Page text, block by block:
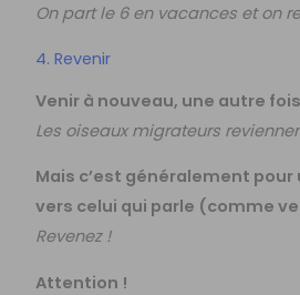
On part le 6 en vacances et on
4. Revenir
Venir à nouveau, une autre
Les oiseaux migrateurs
Mais c’est généralement
vers celui qui parle (comme
Revenez !
Attention !